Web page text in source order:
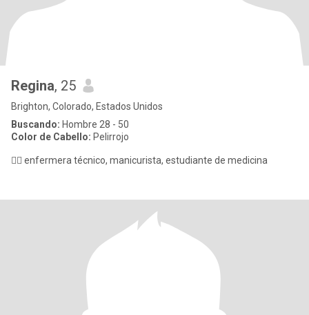
Regina, 25
Brighton, Colorado, Estados Unidos
Buscando: Hombre 28 - 50
Color de Cabello: Pelirrojo
👩‍⚕️ enfermera técnico, manicurista, estudiante de medicina